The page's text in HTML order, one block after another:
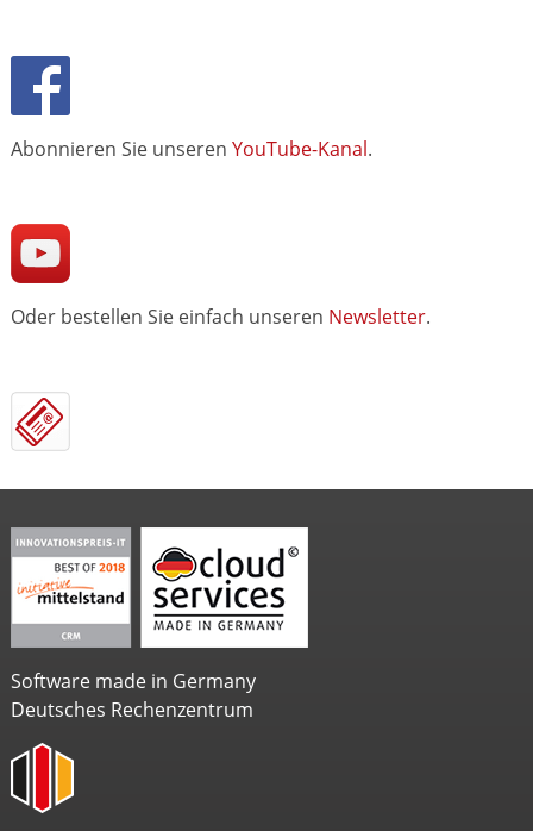
Abonnieren Sie unseren YouTube-Kanal.
Oder bestellen Sie einfach unseren Newsletter.
Software made in Germany
Deutsches Rechenzentrum